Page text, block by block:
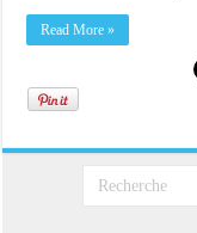
Read More »